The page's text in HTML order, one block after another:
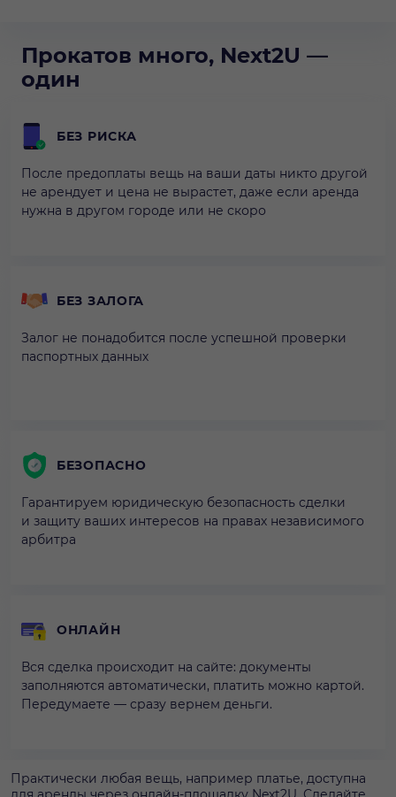
Прокатов много, Next2U —
один
БЕЗ РИСКА
После предоплаты вещь на ваши даты никто другой
не арендует и цена не вырастет, даже если аренда
нужна в другом городе или не скоро
БЕЗ ЗАЛОГА
Залог не понадобится после успешной проверки
паспортных данных
БЕЗОПАСНО
Гарантируем юридическую безопасность сделки
и защиту ваших интересов на правах независимого
арбитра
ОНЛАЙН
Вся сделка происходит на сайте: документы
заполняются автоматически, платить можно картой.
Передумаете — сразу вернем деньги.
Практически любая вещь, например платье, доступна